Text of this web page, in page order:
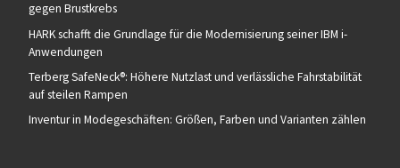
gegen Brustkrebs
HARK schafft die Grundlage für die Modernisierung seiner IBM i-
Anwendungen
Terberg SafeNeck®: Höhere Nutzlast und verlässliche Fahrstabilität
auf steilen Rampen
Inventur in Modegeschäften: Größen, Farben und Varianten zählen